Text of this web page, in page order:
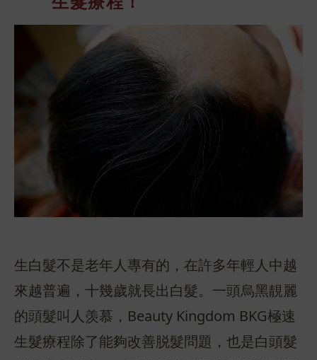
生白髮不是老年人專有的，在許多年輕人中越
來越普遍，十幾歲就長出白髮。一頭烏黑靚麗
的頭髮叫人羡慕，Beauty Kingdom BKG極速
生髮療程除了能夠改善脱髮問題，也是白頭髮